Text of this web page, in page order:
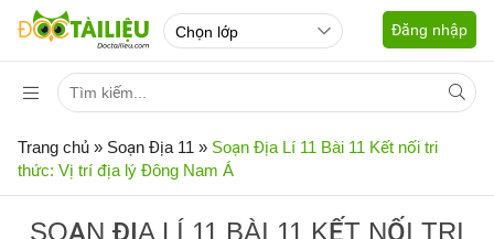
Đăng nhập
Trang chủ » Soạn Địa 11 » Soạn Địa Lí 11 Bài 11 Kết nối tri
thức: Vị trí địa lý Đông Nam Á
SOẠN ĐỊA LÍ 11 BÀI 11 KẾT NỐI TRI